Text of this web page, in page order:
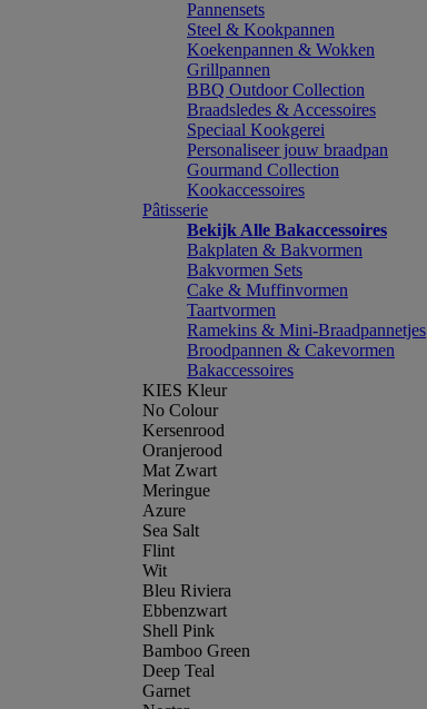
Pannensets
Steel & Kookpannen
Koekenpannen & Wokken
Grillpannen
BBQ Outdoor Collection
Braadsledes & Accessoires
Speciaal Kookgerei
Personaliseer jouw braadpan
Gourmand Collection
Kookaccessoires
Pâtisserie
Bekijk Alle Bakaccessoires
Bakplaten & Bakvormen
Bakvormen Sets
Cake & Muffinvormen
Taartvormen
Ramekins & Mini-Braadpannetjes
Broodpannen & Cakevormen
Bakaccessoires
KIES Kleur
No Colour
Kersenrood
Oranjerood
Mat Zwart
Meringue
Azure
Sea Salt
Flint
Wit
Bleu Riviera
Ebbenzwart
Shell Pink
Bamboo Green
Deep Teal
Garnet